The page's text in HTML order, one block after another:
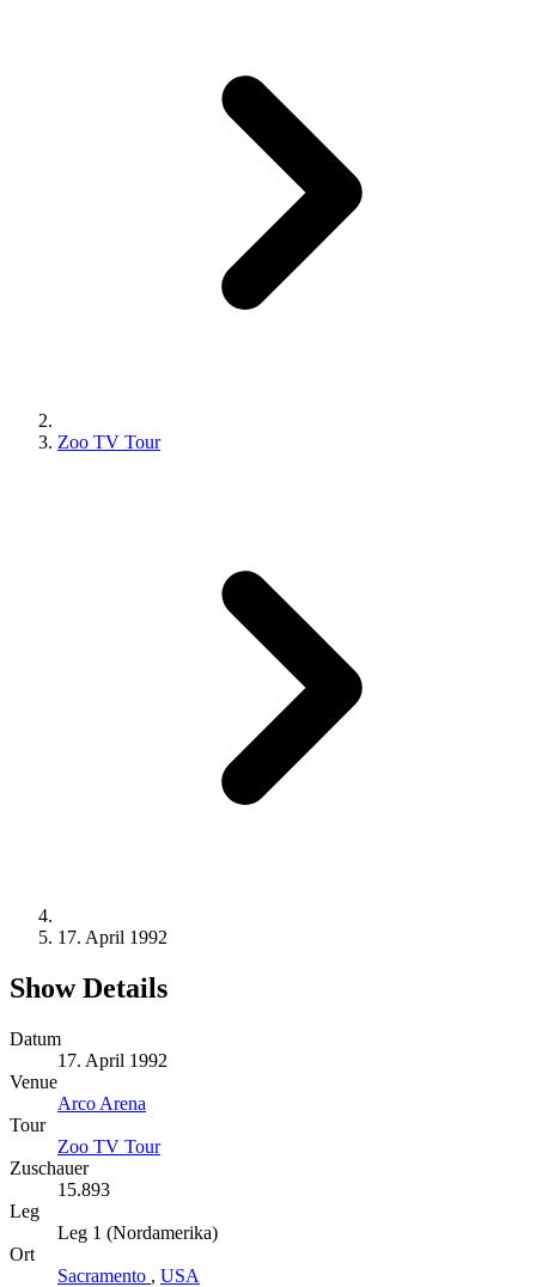
Zoo TV Tour
17. April 1992
Show Details
Datum
17. April 1992
Venue
Arco Arena
Tour
Zoo TV Tour
Zuschauer
15.893
Leg
Leg 1 (Nordamerika)
Ort
Sacramento , USA